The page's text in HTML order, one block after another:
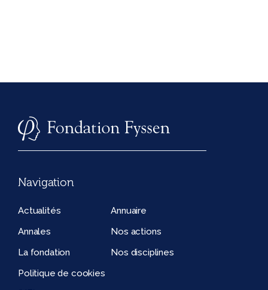
Navigation
Actualités
Annuaire
Annales
Nos actions
La fondation
Nos disciplines
Politique de cookies